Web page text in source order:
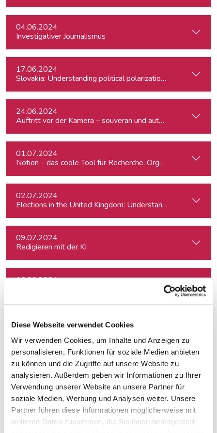
Diese Webseite verwendet Cookies
Wir verwenden Cookies, um Inhalte und Anzeigen zu
personalisieren, Funktionen für soziale Medien anbieten
zu können und die Zugriffe auf unsere Website zu
analysieren. Außerdem geben wir Informationen zu Ihrer
Verwendung unserer Website an unsere Partner für
soziale Medien, Werbung und Analysen weiter. Unsere
Partner führen diese Informationen möglicherweise mit
weiteren Daten zusammen, die Sie ihnen bereitgestellt
04.06.2024
Investigativer Journalismus
17.06.2024
Slovakia: Understanding political polarizations and their
24.06.2024
Auftritt vor der Kamera – souverän und authentisch
01.07.2024
Notion – das coole Tool für Recherche, Organisation &
02.07.2024
Elections in the United Kingdom: Understanding Voters’
09.07.2024
Redigieren mit der KI
10.09.2024
Netzwerk Klimajournalismus: Press Briefing zur
12.09.2024
17.09.2024
In Dialogue with Bundesheer Colonel Dr. Markus Reisner -
18.09.2024
Election Results in Eastern Germany: